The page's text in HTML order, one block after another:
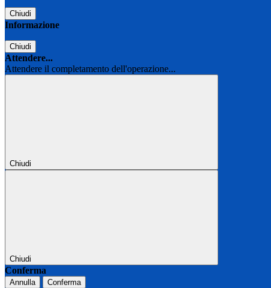
Chiudi
Informazione
Chiudi
Attendere...
Attendere il completamento dell'operazione...
Chiudi
Chiudi
Conferma
Annulla Conferma